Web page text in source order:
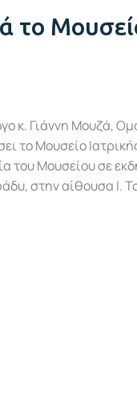
το
κ. Γιάννη Μουζά,
το Μουσείο
του Μουσείου σε
στην αίθουσα Ι.